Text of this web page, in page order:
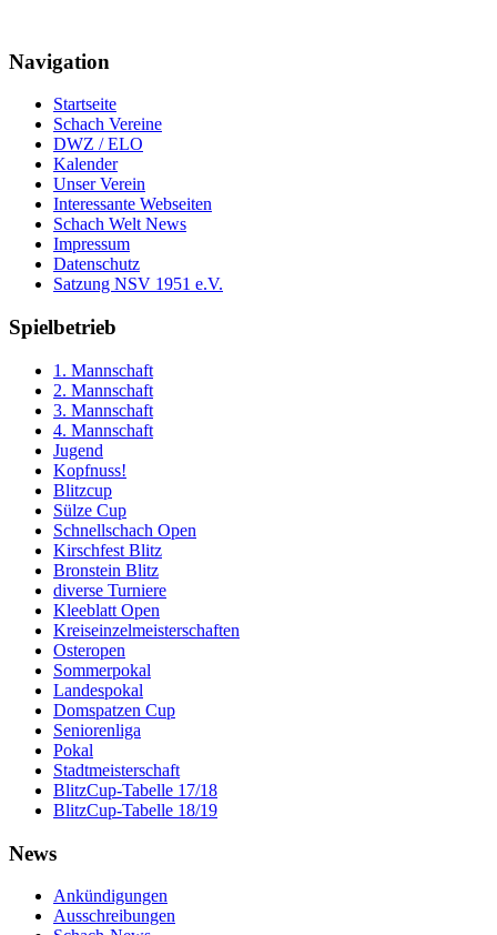
Navigation
Startseite
Schach Vereine
DWZ / ELO
Kalender
Unser Verein
Interessante Webseiten
Schach Welt News
Impressum
Datenschutz
Satzung NSV 1951 e.V.
Spielbetrieb
1. Mannschaft
2. Mannschaft
3. Mannschaft
4. Mannschaft
Jugend
Kopfnuss!
Blitzcup
Sülze Cup
Schnellschach Open
Kirschfest Blitz
Bronstein Blitz
diverse Turniere
Kleeblatt Open
Kreiseinzelmeisterschaften
Osteropen
Sommerpokal
Landespokal
Domspatzen Cup
Seniorenliga
Pokal
Stadtmeisterschaft
BlitzCup-Tabelle 17/18
BlitzCup-Tabelle 18/19
News
Ankündigungen
Ausschreibungen